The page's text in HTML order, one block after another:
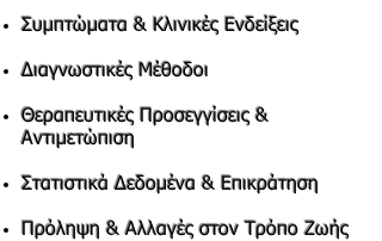
Συμπτώματα & Κλινικές Ενδείξεις
Διαγνωστικές Μέθοδοι
Θεραπευτικές Προσεγγίσεις &
Αντιμετώπιση
Στατιστικά Δεδομένα & Επικράτηση
Πρόληψη & Αλλαγές στον Τρόπο Ζωής